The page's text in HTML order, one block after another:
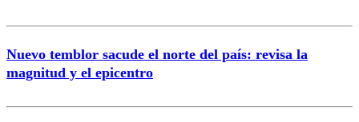
Nuevo temblor sacude el norte del país: revisa la
magnitud y el epicentro